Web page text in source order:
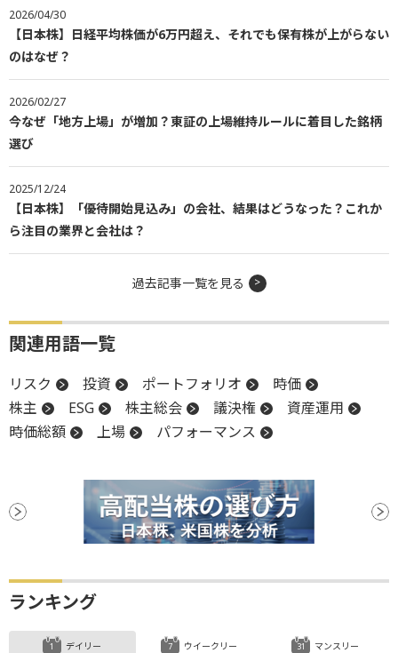
2026/04/30
【日本株】日経平均株価が6万円超え、それでも保有株が上がらない
のはなぜ？
2026/02/27
今なぜ「地方上場」が増加？東証の上場維持ルールに着目した銘柄
選び
2025/12/24
【日本株】「優待開始見込み」の会社、結果はどうなった？これか
ら注目の業界と会社は？
過去記事一覧を見る
関連用語一覧
リスク 投資 ポートフォリオ
時価
株主
ESG 株主総会 議決権
資産運用
時価総額
上場 パフォーマンス
ランキング
デイリー ウイークリー マンスリー